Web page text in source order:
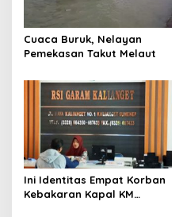
Cuaca Buruk, Nelayan
Pemekasan Takut Melaut
Ini Identitas Empat Korban
Kebakaran Kapal KM